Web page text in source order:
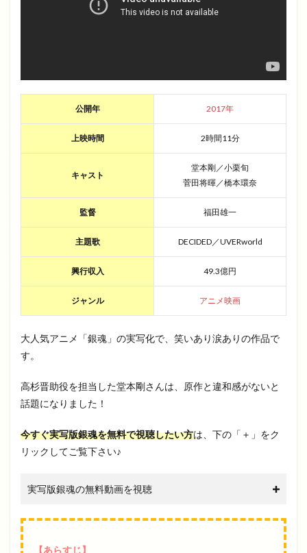
公開年 2017年
上映時間 2時間11分
キャスト
堂本剛／小栗旬
菅田将暉／橋本環奈
監督 福田雄一
主題歌 DECIDED／UVERworld
興行収入 49.3億円
ジャンル アニメ映画
大人気アニメ「銀魂」の実写化で、笑いあり涙ありの作品で
す。
高杉晋助役を担当した堂本剛さんは、原作と違和感がないと
話題になりました！
今すぐ実写版銀魂を無料で視聴したい方は、下の「＋」をク
リックしてご覧下さい♪
実写版銀魂の無料動画を視聴
【あらすじ】